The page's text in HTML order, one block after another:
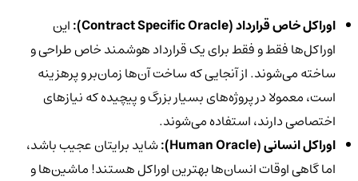
اوراکل خاص قرارداد (Contract Specific Oracle): این
اوراکل‌ها فقط و فقط برای یک قرارداد هوشمند خاص طراحی و
ساخته می‌شوند. از آنجایی که ساخت آن‌ها زمان‌بر و پرهزینه
است، معمولا در پروژه‌های بسیار بزرگ و پیچیده که نیازهای
اختصاصی دارند، استفاده می‌شوند.
اوراکل انسانی (Human Oracle): شاید برایتان عجیب باشد،
اما گاهی اوقات انسان‌ها بهترین اوراکل هستند! ماشین‌ها و